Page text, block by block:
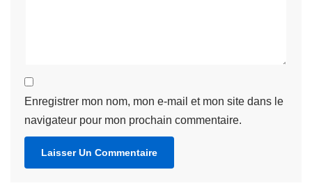
Enregistrer mon nom, mon e-mail et mon site dans le
navigateur pour mon prochain commentaire.